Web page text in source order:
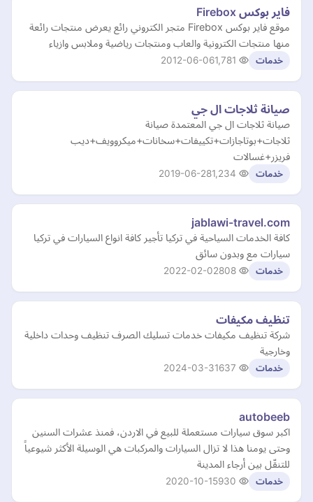
فاير بوكس Firebox
موقع فاير بوكس Firebox متجر الكتروني رائع يعرض منتجات رائعة
منها منتجات الكترونية والعاب ومنتجات رياضية وملابس وازياء
خدمات 2012-06-06
صيانة ثلاجات ال جي
صيانة ثلاجات ال جي المعتمدة صيانة
ثلاجات+بوتاجازات+تكييفات+سخانات+ميكروويف+ديب
فريزر+غسالات
خدمات 2019-06-28
jablawi-travel.com
كافة الخدمات السياحية في تركيا تأجير كافة انواع السيارات في تركيا
سيارات مع وبدون سائق
خدمات 2022-02-02
تنظيف مكيفات
شركة تنظيف مكيفات خدمات تسليك الصرف تنظيف وحدات داخلية
وخارجية
خدمات 2024-03-31
autobeeb
اكبر سوق سيارات مستعملة للبيع في الاردن، فمنذ عشرات السنين
وحتى يومنا هذا لا تزال السيارات والمركبات هي الوسيلة الأكثر شيوعياً
للتنقّل بين أرجاء المدينة
خدمات 2020-10-15